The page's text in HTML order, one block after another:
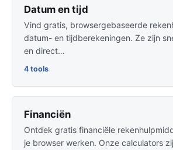
Datum en tijd
Vind gratis, browsergebaseerde
datum- en tijdberekeningen. Ze zijn
en direct…
4 tools
Financiën
Ontdek gratis financiële
je browser werken. Onze calculators